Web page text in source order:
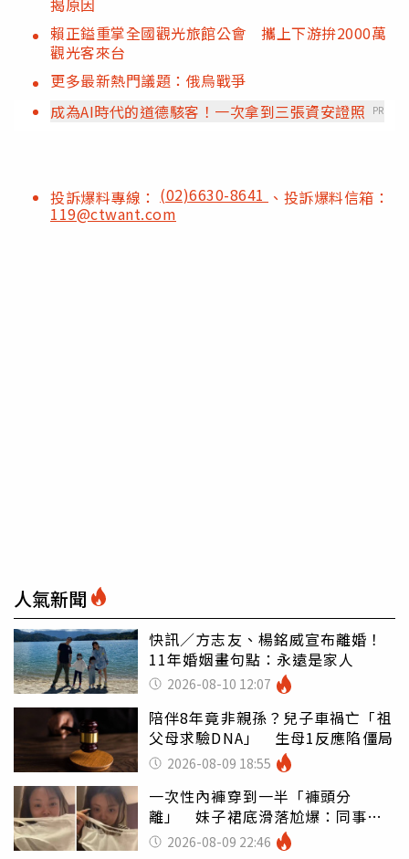
賴正鎰重掌全國觀光旅館公會 攜上下游拚2000萬
觀光客來台
更多最新熱門議題：俄烏戰爭
成為AI時代的道德駭客！一次拿到三張資安證照
PR
投訴爆料專線： (02)6630-8641 、投訴爆料信箱：
119@ctwant.com
人氣新聞
快訊／方志友、楊銘威宣布離婚！
11年婚姻畫句點：永遠是家人
2026-08-10 12:07
陪伴8年竟非親孫？兒子車禍亡「祖
父母求驗DNA」 生母1反應陷僵局
2026-08-09 18:55
一次性內褲穿到一半「褲頭分
離」 妹子裙底滑落尬爆：同事全
看光2026-08-09 22:46